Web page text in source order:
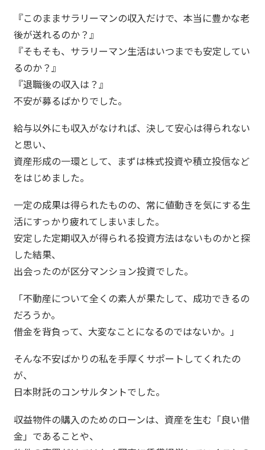
『このままサラリーマンの収入だけで、本当に豊かな老
後が送れるのか？』
『そもそも、サラリーマン生活はいつまでも安定してい
るのか？』
『退職後の収入は？』
不安が募るばかりでした。
給与以外にも収入がなければ、決して安心は得られない
と思い、
資産形成の一環として、まずは株式投資や積立投信など
をはじめました。
一定の成果は得られたものの、常に値動きを気にする生
活にすっかり疲れてしまいました。
安定した定期収入が得られる投資方法はないものかと探
した結果、
出会ったのが区分マンション投資でした。
「不動産について全くの素人が果たして、成功できるの
だろうか。
借金を背負って、大変なことになるのではないか。」
そんな不安ばかりの私を手厚くサポートしてくれたの
が、
日本財託のコンサルタントでした。
収益物件の購入のためのローンは、資産を生む「良い借
金」であることや、